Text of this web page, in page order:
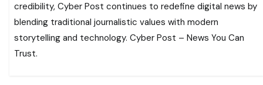
credibility, Cyber Post continues to redefine digital news by
blending traditional journalistic values with modern
storytelling and technology. Cyber Post – News You Can
Trust.